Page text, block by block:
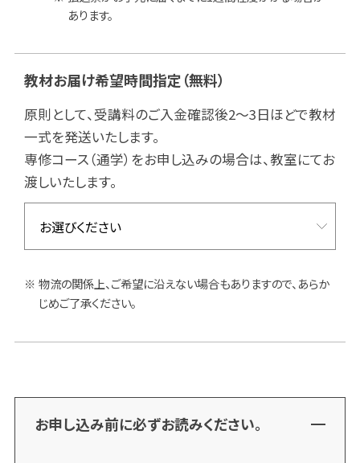
あります。
教材お届け希望時間指定（無料）
原則として、受講料のご入金確認後2～3日ほどで教材
一式を発送いたします。
専修コース（通学）をお申し込みの場合は、教室にてお
渡しいたします。
物流の関係上、ご希望に沿えない場合もありますので、あらか
じめご了承ください。
お申し込み前に必ずお読みください。